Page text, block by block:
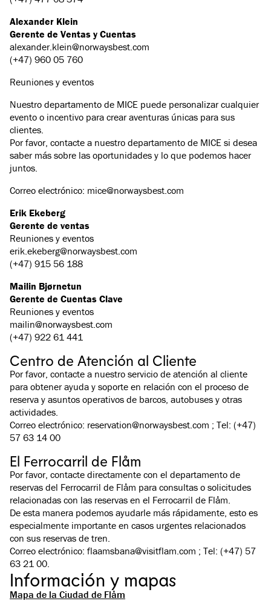
Alexander Klein
Gerente de Ventas y Cuentas
alexander.klein@norwaysbest.com
(+47) 960 05 760
Reuniones y eventos
Nuestro departamento de MICE puede personalizar cualquier
evento o incentivo para crear aventuras únicas para sus
clientes.
Por favor, contacte a nuestro departamento de MICE si desea
saber más sobre las oportunidades y lo que podemos hacer
juntos.
Correo electrónico: mice@norwaysbest.com
Erik Ekeberg
Gerente de ventas
Reuniones y eventos
erik.ekeberg@norwaysbest.com
(+47) 915 56 188
Mailin Bjørnetun
Gerente de Cuentas Clave
Reuniones y eventos
mailin@norwaysbest.com
(+47) 922 61 441
Centro de Atención al Cliente
Por favor, contacte a nuestro servicio de atención al cliente
para obtener ayuda y soporte en relación con el proceso de
reserva y asuntos operativos de barcos, autobuses y otras
actividades.
Correo electrónico: reservation@norwaysbest.com ; Tel: (+47)
57 63 14 00
El Ferrocarril de Flåm
Por favor, contacte directamente con el departamento de
reservas del Ferrocarril de Flåm para consultas o solicitudes
relacionadas con las reservas en el Ferrocarril de Flåm.
De esta manera podemos ayudarle más rápidamente, esto es
especialmente importante en casos urgentes relacionados
con sus reservas de tren.
Correo electrónico: flaamsbana@visitflam.com ; Tel: (+47) 57
63 21 00.
Información y mapas
Mapa de la Ciudad de Flåm